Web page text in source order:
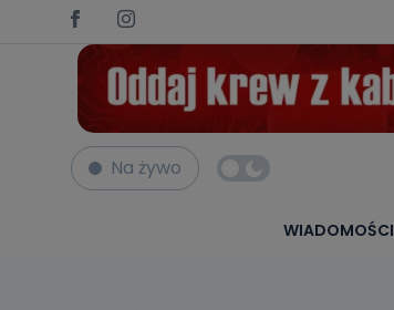
Na żywo
WIADOMOŚCI